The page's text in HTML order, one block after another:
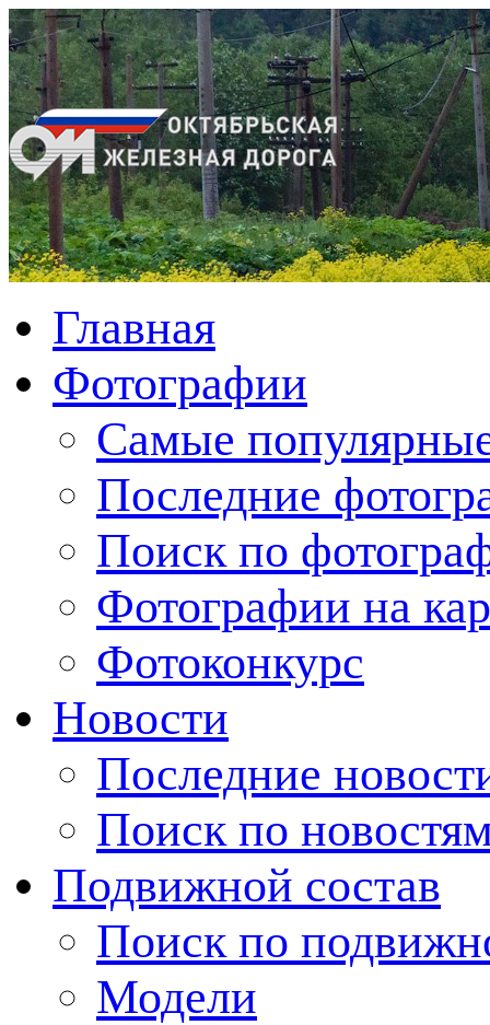
Главная
Фотографии
Cамые
Последние
Поиск по
Фотографии на
Фотоконкурс
Новости
Последние
Поиск по
Подвижной состав
Поиск по
Модели